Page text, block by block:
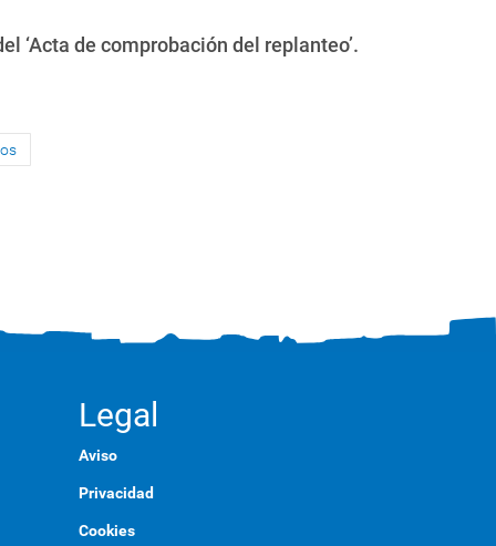
‘Acta de comprobación del replanteo’.
Legal
Aviso
Privacidad
Cookies